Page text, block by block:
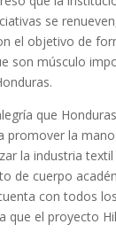
se
el objetivo de
son músculo
que
promover la
la industria
de cuerpo
con todos
que el proyecto